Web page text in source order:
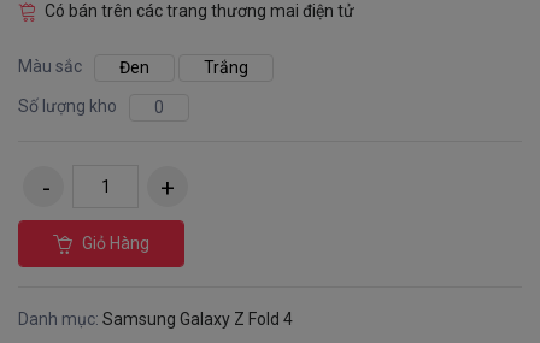
Có bán trên các trang thương mai điện tử
Màu sắc Đen
Trắng
Số lượng kho
0
Giỏ Hàng
Danh mục: Samsung Galaxy Z Fold 4